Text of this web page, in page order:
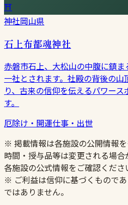
⛩
神社岡山県
石上布都魂神社
赤磐市石上、大松山の中腹に鎮
一社とされます。社殿の背後の
り、古来の信仰を伝えるパワー
す。
厄除け・開運仕事・出世
※ 掲載情報は各施設の公開情報
時間・授与品等は変更される場
各施設の公式情報をご確認くださ
※ ご利益は信仰に基づくもので
ではありません。